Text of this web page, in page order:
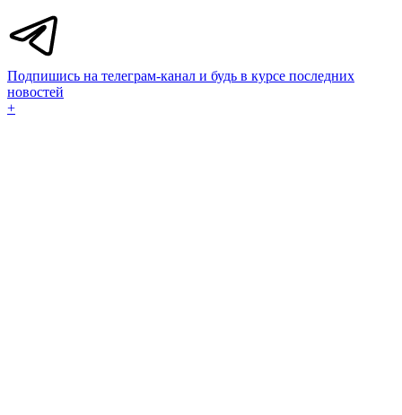
Подпишись на телеграм-канал и будь в курсе последних
новостей
+